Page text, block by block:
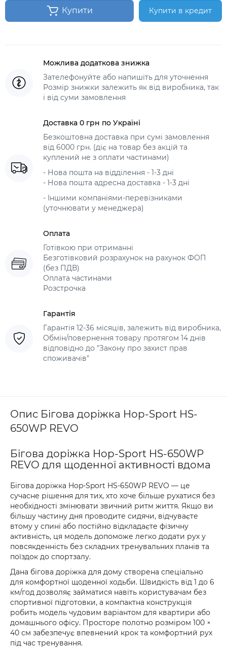
Купити Купити в кредит
Можлива додаткова знижка
Зателефонуйте або напишіть для уточнення
Розмір знижки залежить як від виробника, так
і від суми замовлення
Доставка 0 грн по Україні
Безкоштовна доставка при сумі замовлення
від 6000 грн. (діє на товар без акцій та
куплений не з оплати частинами)
- Нова пошта на відділення - 1-3 дні
- Нова пошта адресна доставка - 1-3 дні
- Іншими компаніями-перевізниками
(уточнювати у менеджера)
Оплата
Готівкою при отриманні
Безготівковий розрахунок на рахунок ФОП
(без ПДВ)
Оплата частинами
Розстрочка
Гарантія
Гарантія 12-36 місяців, залежить від виробника,
Обмін/повернення товару протягом 14 днів
відповідно до "Закону про захист прав
споживачів"
Опис Бігова доріжка Hop-Sport HS-
650WP REVO
Бігова доріжка Hop-Sport HS-650WP
REVO для щоденної активності вдома
Бігова доріжка Hop-Sport HS-650WP REVO — це
сучасне рішення для тих, хто хоче більше рухатися без
необхідності змінювати звичний ритм життя. Якщо ви
більшу частину дня проводите сидячи, відчуваєте
втому у спині або постійно відкладаєте фізичну
активність, ця модель допоможе легко додати рух у
повсякденність без складних тренувальних планів та
поїздок до спортзалу.
Дана бігова доріжка для дому створена спеціально
для комфортної щоденної ходьби. Швидкість від 1 до 6
км/год дозволяє займатися навіть користувачам без
спортивної підготовки, а компактна конструкція
робить модель чудовим варіантом для квартири або
домашнього офісу. Просторе полотно розміром 100 ×
40 см забезпечує впевнений крок та комфортний рух
під час тренування.